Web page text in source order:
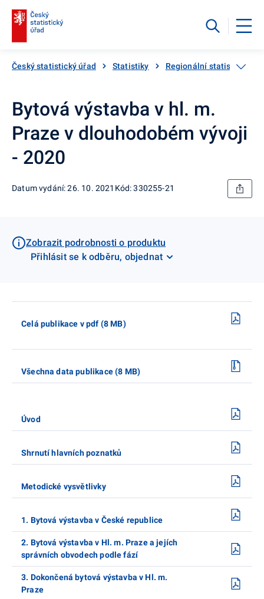
Český statistický úřad Statistiky Regionální statistiky
Bytová výstavba v hl. m.
Praze v dlouhodobém vývoji
- 2020
Datum vydání: 26. 10. 2021 Kód: 330255-21
Zobrazit podrobnosti o produktu
Přihlásit se k odběru, objednat
Celá publikace v pdf (8 MB)
Všechna data publikace (8 MB)
Úvod
Shrnutí hlavních poznatků
Metodické vysvětlivky
1. Bytová výstavba v České republice
2. Bytová výstavba v Hl. m. Praze a jejích
správních obvodech podle fází
3. Dokončená bytová výstavba v Hl. m.
Praze